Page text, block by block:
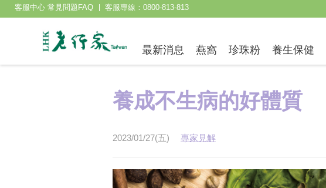
養成不生病的好體質
2023/01/27(五) 專家見解
最新消息 燕窩 珍珠粉 養生保健
客服中心 常見問題FAQ 客服專線：0800-813-813